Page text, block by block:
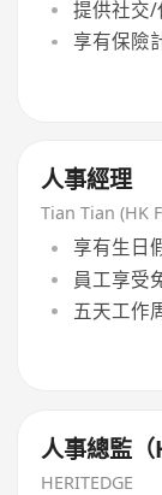
提供社交/
享有保險
人事經理
Tian Tian (HK
享有生日
員工享受
五天工作
人事總監（
HERITEDGE